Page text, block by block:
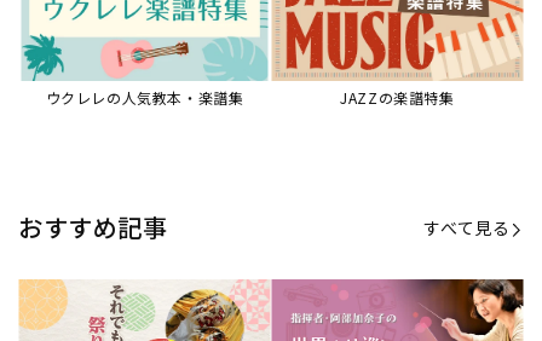
ウクレレの人気教本・楽譜集 JAZZの楽譜特集
おすすめ記事 すべて見る